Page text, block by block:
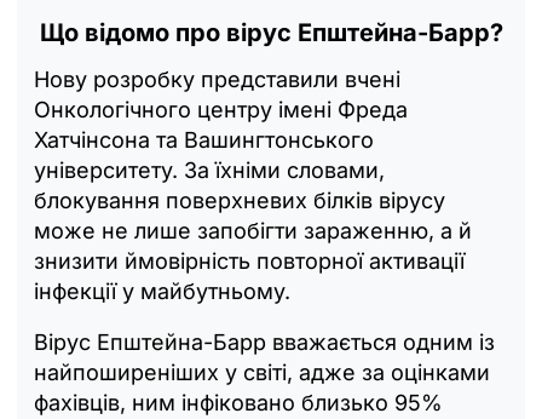
Що відомо про вірус Епштейна-Барр?
Нову розробку представили вчені
Онкологічного центру імені Фреда
Хатчінсона та Вашингтонського
університету. За їхніми словами,
блокування поверхневих білків вірусу
може не лише запобігти зараженню, а й
знизити ймовірність повторної активації
інфекції у майбутньому.
Вірус Епштейна-Барр вважається одним із
найпоширеніших у світі, адже за оцінками
фахівців, ним інфіковано близько 95%